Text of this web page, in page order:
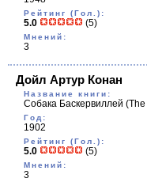
Рейтинг (Гол.):
5.0 (5)
Мнений:
3
Дойл Артур Конан
Название книги:
Собака Баскервиллей
Год:
1902
Рейтинг (Гол.):
5.0 (5)
Мнений:
3